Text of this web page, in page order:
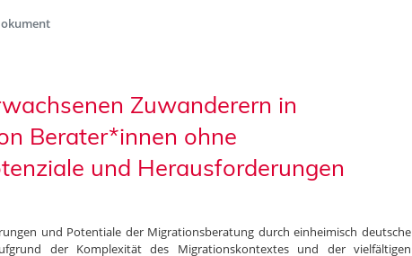
Zuwanderern in
Berater*innen ohne
und Herausforderungen
und Potentiale der Migrationsberatung durch einheimisch deutsche
der Komplexität des Migrationskontextes und der vielfältigen